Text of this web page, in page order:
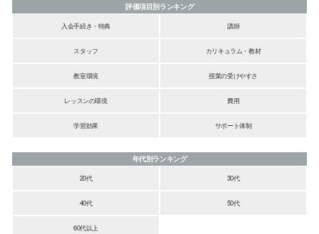
評価項目別ランキング
入会手続き・特典
講師
スタッフ カリキュラム・教材
教室環境 授業の受けやすさ
レッスンの環境 費用
学習効果 サポート体制
年代別ランキング
20代
30代
40代 50代
60代以上